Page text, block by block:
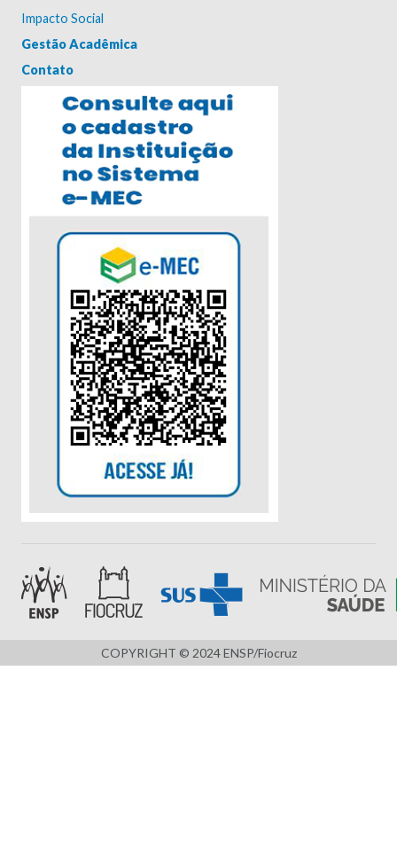
Impacto Social
Gestão Acadêmica
Contato
COPYRIGHT © 2024 ENSP/Fiocruz